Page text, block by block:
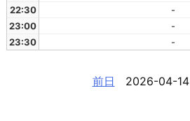
22:30
-
23:00
-
23:30
-
前日 2026-04-14